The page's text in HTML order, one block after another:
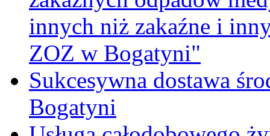
innych niż zakaźne i
ZOZ w Bogatyni"
Sukcesywna dostawa
Bogatyni